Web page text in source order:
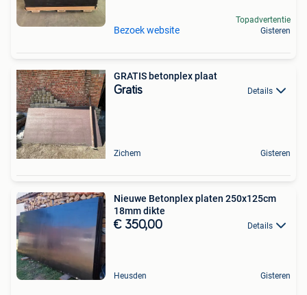
Bezoek website
Topadvertentie
Gisteren
GRATIS betonplex plaat
Gratis Details
Zichem Gisteren
Nieuwe Betonplex platen 250x125cm
18mm dikte
€ 350,00 Details
Heusden Gisteren